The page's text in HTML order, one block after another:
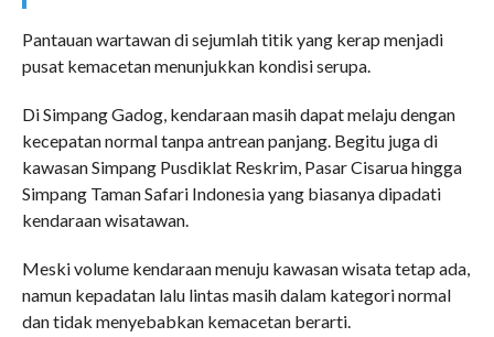
Pantauan wartawan di sejumlah titik yang kerap menjadi
pusat kemacetan menunjukkan kondisi serupa.
Di Simpang Gadog, kendaraan masih dapat melaju dengan
kecepatan normal tanpa antrean panjang. Begitu juga di
kawasan Simpang Pusdiklat Reskrim, Pasar Cisarua hingga
Simpang Taman Safari Indonesia yang biasanya dipadati
kendaraan wisatawan.
Meski volume kendaraan menuju kawasan wisata tetap ada,
namun kepadatan lalu lintas masih dalam kategori normal
dan tidak menyebabkan kemacetan berarti.